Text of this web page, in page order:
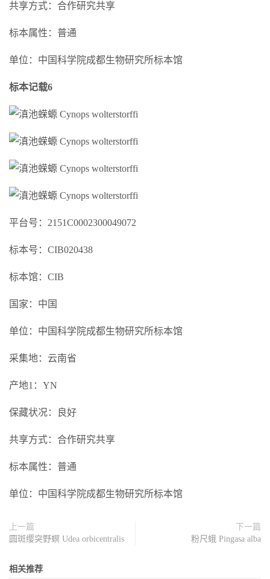
共享方式：合作研究共享
标本属性：普通
单位：中国科学院成都生物研究所标本馆
标本记载6
平台号：2151C0002300049072
标本号：CIB020438
标本馆：CIB
国家：中国
单位：中国科学院成都生物研究所标本馆
采集地：云南省
产地1：YN
保藏状况：良好
共享方式：合作研究共享
标本属性：普通
单位：中国科学院成都生物研究所标本馆
上一篇
圆斑缨突野螟 Udea orbicentralis
下一篇
粉尺蛾 Pingasa alba
相关推荐